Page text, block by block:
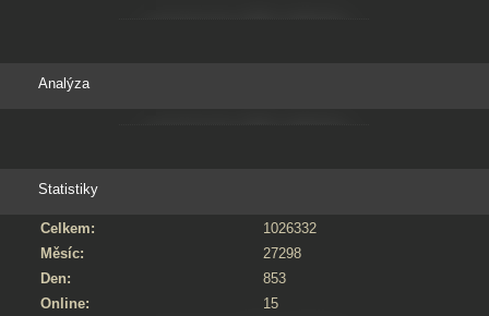
Analýza
Statistiky
Online: 15
Celkem:
1026332
Měsíc:
27298
Den:
853